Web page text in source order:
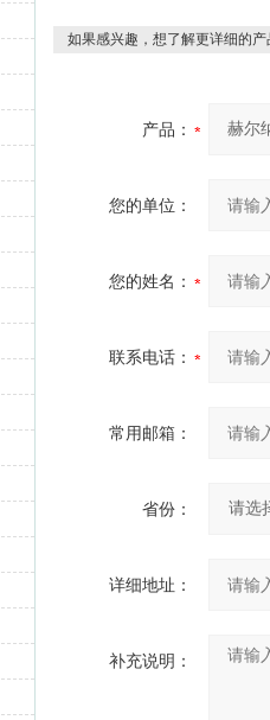
如果感兴趣，想了解更详细的
产品：
您的单位：
您的姓名：
联系电话：
常用邮箱：
省份：
详细地址：
补充说明：